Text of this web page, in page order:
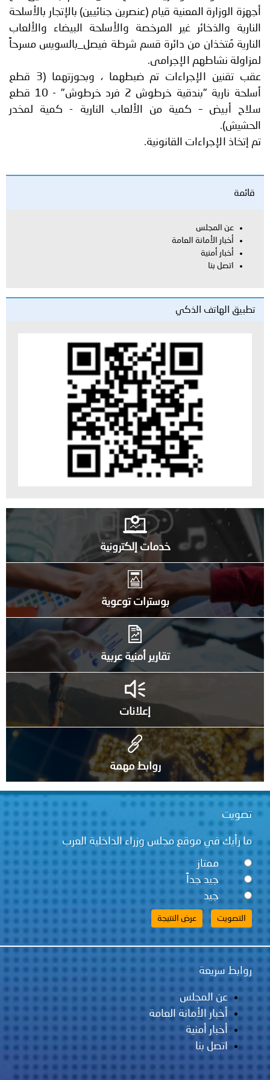
أجهزة الوزارة المعنية قيام (عنصرين جنائيين) بالإتجار بالأسلحة
النارية والذخائر غير المرخصة والأسلحة البيضاء والألعاب
النارية مُتخذان من دائرة قسم شرطة فيصل_بالسويس مسرحاً
لمزاولة نشاطهم الإجرامى.
عقب تقنين الإجراءات تم ضبطهما ، وبحوزتهما (3 قطع
أسلحة نارية "بندقية خرطوش 2 فرد خرطوش" - 10 قطع
سلاح أبيض – كمية من الألعاب النارية - كمية لمخدر
الحشيش).
تم إتخاذ الإجراءات القانونية.
قائمة
عن المجلس
أخبار الأمانة العامة
أخبار أمنية
اتصل بنا
تطبيق الهاتف الذكي
خدمات إلكترونية
بوسترات توعوية
تقارير أمنية عربية
إعلانات
روابط مهمة
تصويت
ما رأيك في موقع مجلس وزراء الداخلية العرب
ممتاز
جيد جداً
جيد
روابط سريعة
عن المجلس
أخبار الأمانة العامة
أخبار أمنية
اتصل بنا